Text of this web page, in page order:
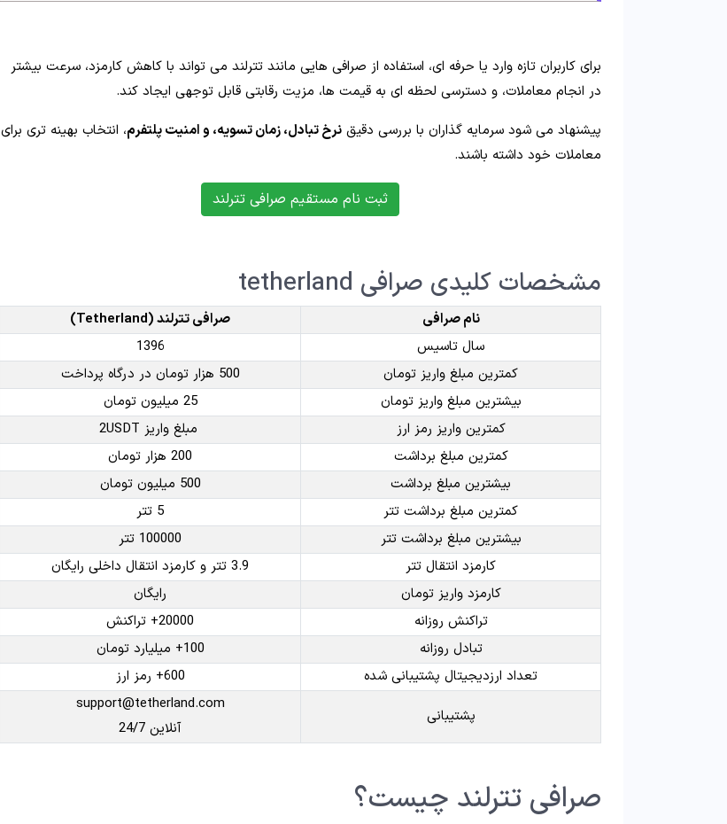
برای کاربران تازه‌ وارد یا حرفه‌ ای، استفاده از صرافی‌ هایی مانند تترلند می‌ تواند با کاهش کارمزد، سرعت بیشتر
در انجام معاملات، و دسترسی لحظه‌ ای به قیمت‌ ها، مزیت رقابتی قابل‌ توجهی ایجاد کند.
پیشنهاد می‌ شود سرمایه‌ گذاران با بررسی دقیق نرخ تبادل، زمان تسویه، و امنیت پلتفرم، انتخاب بهینه‌ تری برای
معاملات خود داشته باشند.
ثبت نام مستقیم صرافی تترلند
مشخصات کلیدی صرافی tetherland
نام صرافی
صرافی تترلند (Tetherland)
سال تاسیس
1396
کمترین مبلغ واریز تومان
500 هزار تومان در درگاه پرداخت
بیشترین مبلغ واریز تومان
25 میلیون تومان
کمترین واریز رمز ارز
مبلغ واریز 2USDT
کمترین مبلغ برداشت
200 هزار تومان
بیشترین مبلغ برداشت
500 میلیون تومان
کمترین مبلغ برداشت تتر
5 تتر
بیشترین مبلغ برداشت تتر
100000 تتر
کارمزد انتقال تتر
3.9 تتر و کارمزد انتقال داخلی رایگان
کارمزد واریز تومان
رایگان
تراکنش روزانه
20000+ تراکنش
تبادل روزانه
100+ میلیارد تومان
تعداد ارزدیجیتال پشتیبانی شده
600+ رمز ارز
پشتیبانی
support@tetherland.com
آنلاین 24/7
صرافی تترلند چیست؟